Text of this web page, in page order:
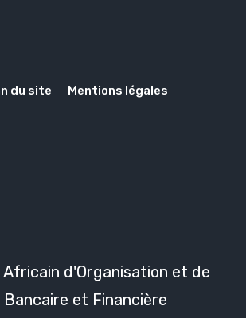
du site Mentions légales
Africain d'Organisation et de
et Financière